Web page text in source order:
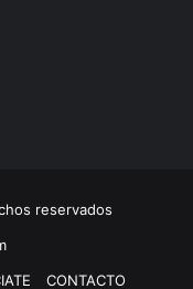
reservados
CONTACTO